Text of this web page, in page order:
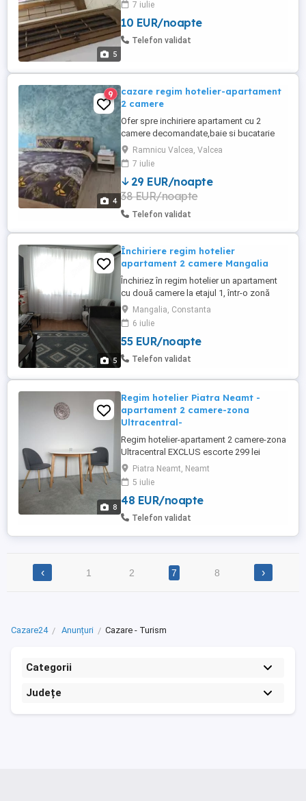
5
noapte muncitor. Minim 300 lei noapte -
tot apartamentul. Am și unul cu 3 camere
unde pot caza până la 12 persoane.
7 iulie
10 EUR/noapte
Telefon validat
4
9
cazare regim hotelier-apartament
2 camere
Ofer spre inchiriere apartament cu 2
camere decomandate,baie si bucatarie
spatioase in zona centrala ,in imediata
apropiere de restaurante si
magazine.Accesul in locatie se face
separat de blocul de locuinte unde este
situat.Apartamentul este nou mobilat si
utilat cu plita electrica,frigider,expresor ...
Ramnicu Valcea, Valcea
7 iulie
29 EUR/noapte
38 EUR/noapte
Telefon validat
5
Închiriere regim hotelier
apartament 2 camere Mangalia
Închiriez în regim hotelier un apartament
cu două camere la etajul 1, într-o zonă
liniștită aproape de Portul Turistic și de
plaja Mangalia. Capacitate de cazare 3-5
persoane.Suprafata apartamentului este
de 42 mp. Apartamentul se afla situat în
apropierea stațiilor de microbuz către
Mangalia, Constanta
6 iulie
55 EUR/noapte
Telefon validat
8
Regim hotelier Piatra Neamt -
apartament 2 camere-zona
Ultracentral-
Regim hotelier-apartament 2 camere-zona
Ultracentral EXCLUS escorte 299 lei
noapte 249 lei noapte (cel putin 2 nopti)
Capacitate de 4 persoane.
Piatra Neamt, Neamt
5 iulie
48 EUR/noapte
Telefon validat
‹ 1 2 7 8 ›
Cazare24 Anunțuri Cazare - Turism
Categorii
Județe